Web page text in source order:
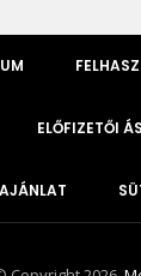
ELŐFIZETŐI